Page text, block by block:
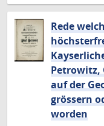
Rede
Petrowitz,
auf der
grössern
worden